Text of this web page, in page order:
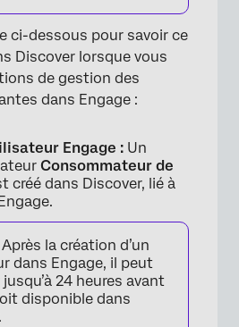
ci-dessous pour savoir ce
Discover lorsque vous
de gestion des
dans Engage :
Engage : Un
Consommateur de
créé dans Discover, lié à
Après la création d’un
dans Engage, il peut
jusqu’à 24 heures avant
disponible dans